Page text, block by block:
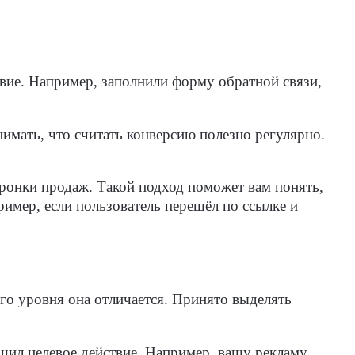
Например, заполнили форму обратной связи,
что считать конверсию полезно регулярно.
продаж. Такой подход поможет вам понять,
если пользователь перешёл по ссылке и
уровня она отличается. Принято выделять